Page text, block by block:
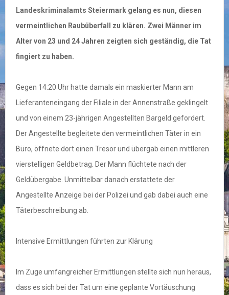
Landeskriminalamts Steiermark gelang es nun, diesen
vermeintlichen Raubüberfall zu klären. Zwei Männer im
Alter von 23 und 24 Jahren zeigten sich geständig, die Tat
fingiert zu haben.
Gegen 14:20 Uhr hatte damals ein maskierter Mann am
Lieferanteneingang der Filiale in der Annenstraße geklingelt
und von einem 23-jährigen Angestellten Bargeld gefordert.
Der Angestellte begleitete den vermeintlichen Täter in ein
Büro, öffnete dort einen Tresor und übergab einen mittleren
vierstelligen Geldbetrag. Der Mann flüchtete nach der
Geldübergabe. Unmittelbar danach erstattete der
Angestellte Anzeige bei der Polizei und gab dabei auch eine
Täterbeschreibung ab.
Intensive Ermittlungen führten zur Klärung
Im Zuge umfangreicher Ermittlungen stellte sich nun heraus,
dass es sich bei der Tat um eine geplante Vortäuschung